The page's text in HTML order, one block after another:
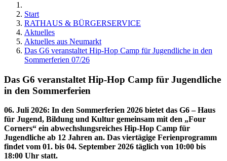
Start
RATHAUS & BÜRGERSERVICE
Aktuelles
Aktuelles aus Neumarkt
Das G6 veranstaltet Hip-Hop Camp für Jugendliche in den
Sommerferien 07/26
Das G6 veranstaltet Hip-Hop Camp für Jugendliche
in den Sommerferien
06. Juli 2026: In den Sommerferien 2026 bietet das G6 – Haus
für Jugend, Bildung und Kultur gemeinsam mit den „Four
Corners“ ein abwechslungsreiches Hip-Hop Camp für
Jugendliche ab 12 Jahren an. Das viertägige Ferienprogramm
findet vom 01. bis 04. September 2026 täglich von 10:00 bis
18:00 Uhr statt.